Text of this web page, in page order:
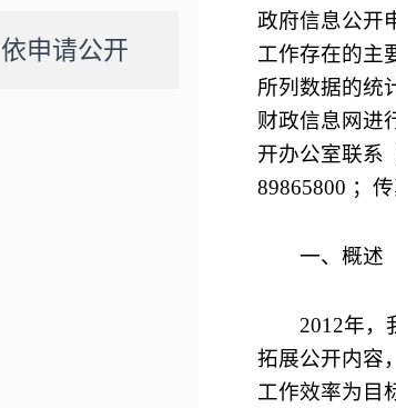
依申请公开
政府信息公开
工作存在的主
所列数据的统
财政信息网进
开办公室联系
89865800 ；传
一、概述
2012年，
拓展公开内容
工作效率为目